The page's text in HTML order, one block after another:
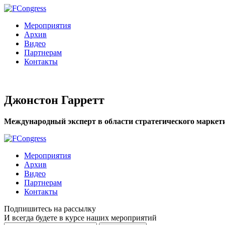
Мероприятия
Архив
Видео
Партнерам
Контакты
Джонстон Гарретт
Международный эксперт в области стратегического
Мероприятия
Архив
Видео
Партнерам
Контакты
Подпишитесь на рассылку
И всегда будете в курсе наших мероприятий